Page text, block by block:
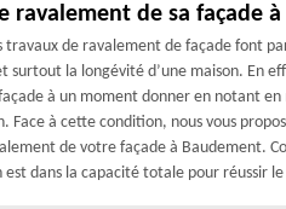
ravalement de sa façade
travaux de ravalement de façade font
la longévité d’une maison. En
à un moment donner en notant
Face à cette condition, nous vous
de votre façade à Baudement.
dans la capacité totale pour réussir